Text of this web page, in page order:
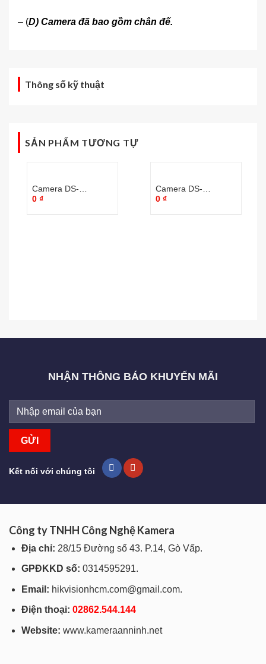
– (D) Camera đã bao gồm chân đế.
Thông số kỹ thuật
SẢN PHẨM TƯƠNG TỰ
Camera DS-
2AE5225TI-A
0 ₫
Camera DS-
2DF8336IV-AEL
0 ₫
NHẬN THÔNG BÁO KHUYẾN MÃI
Kết nối với chúng tôi
Công ty TNHH Công Nghệ Kamera
Địa chỉ: 28/15 Đường số 43. P.14, Gò Vấp.
GPĐKKD số: 0314595291.
Email: hikvisionhcm.com@gmail.com.
Điện thoại: 02862.544.144
Website: www.kameraanninh.net